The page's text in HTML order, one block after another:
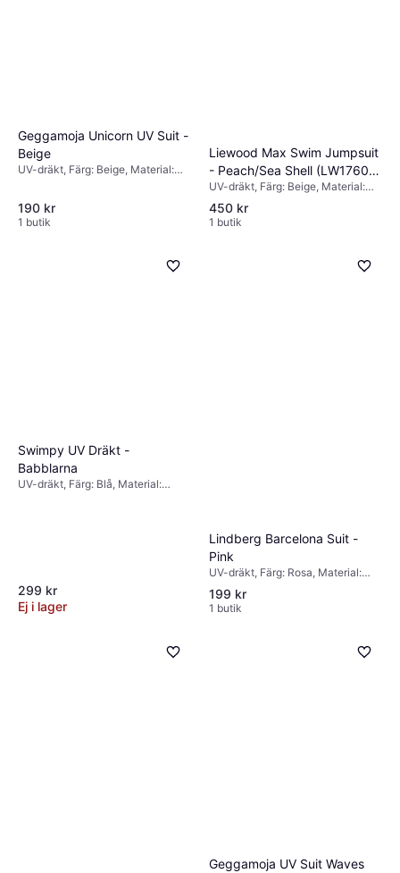
Geggamoja Unicorn UV Suit -
Beige
UV-dräkt, Färg: Beige, Material:
190 kr
1 butik
Liewood Max Swim Jumpsuit
- Peach/Sea Shell (LW17602-
1232)
UV-dräkt, Färg: Beige, Material:
Elastan/Lycra/Spandex, Polyester
450 kr
1 butik
Swimpy UV Dräkt -
Babblarna
UV-dräkt, Färg: Blå, Material:
299 kr
Ej i lager
Lindberg Barcelona Suit -
Pink
UV-dräkt, Färg: Rosa, Material:
Elastan/Lycra/Spandex, Polyamid
199 kr
1 butik
Geggamoja UV Suit Waves